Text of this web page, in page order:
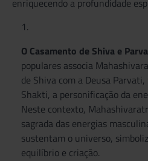
enriquecendo a profundidade
O Casamento de Shiva e
populares associa
de Shiva com a Deusa
Shakti, a personificação da
Neste contexto,
sagrada das energias
sustentam o universo,
equilíbrio e criação.